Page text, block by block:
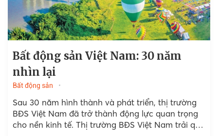
Bất động sản Việt Nam: 30 năm
nhìn lại
Bất động sản
Sau 30 năm hình thành và phát triển, thị trường
BĐS Việt Nam đã trở thành động lực quan trọng
cho nền kinh tế. Thị trường BĐS Việt Nam trải qua